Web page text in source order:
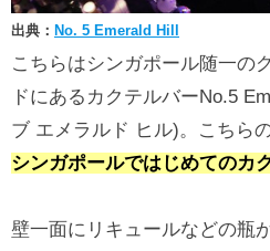
出典： No. 5 Emerald Hill
こちらはシンガポール随一の
ドにあるカクテルバーNo.5
ブ エメラルド ヒル)。こちら
シンガポールではじめてのカ
壁一面にリキュールなどの瓶